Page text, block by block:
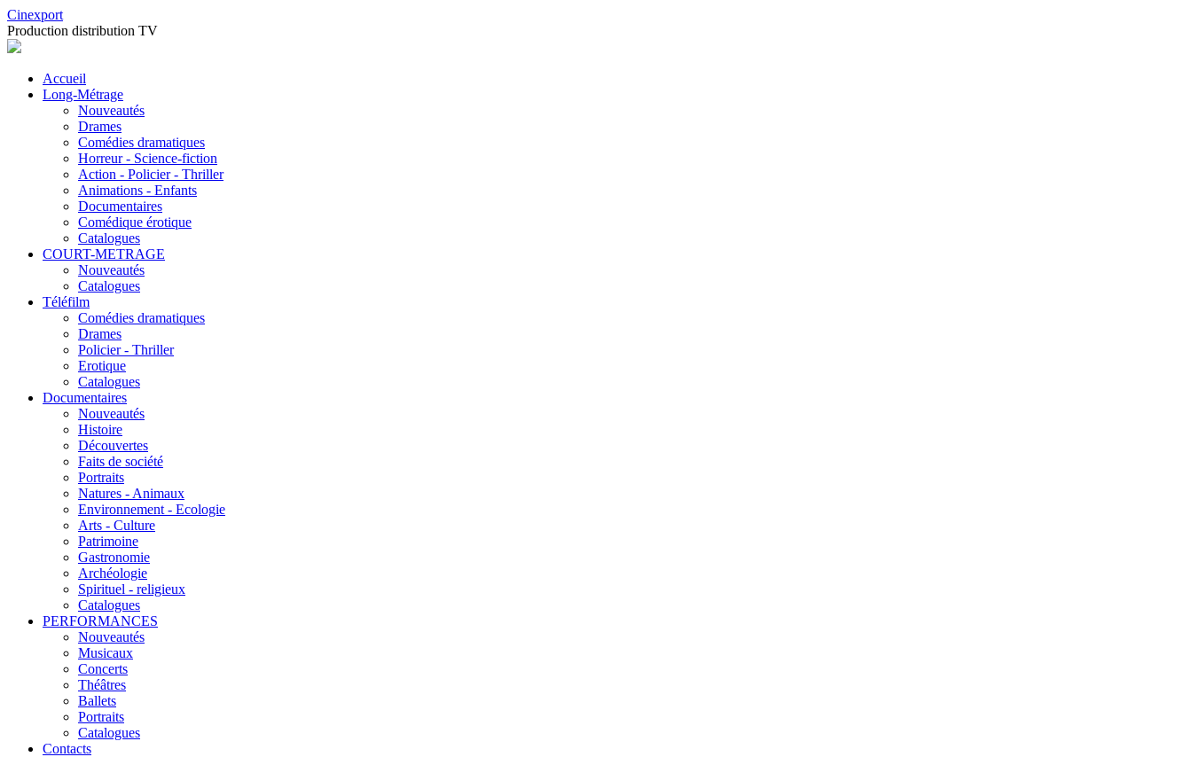
Cinexport
Production distribution TV
Accueil
Long-Métrage
Nouveautés
Drames
Comédies dramatiques
Horreur - Science-fiction
Action - Policier - Thriller
Animations - Enfants
Documentaires
Comédique érotique
Catalogues
COURT-METRAGE
Nouveautés
Catalogues
Téléfilm
Comédies dramatiques
Drames
Policier - Thriller
Erotique
Catalogues
Documentaires
Nouveautés
Histoire
Découvertes
Faits de société
Portraits
Natures - Animaux
Environnement - Ecologie
Arts - Culture
Patrimoine
Gastronomie
Archéologie
Spirituel - religieux
Catalogues
PERFORMANCES
Nouveautés
Musicaux
Concerts
Théâtres
Ballets
Portraits
Catalogues
Contacts